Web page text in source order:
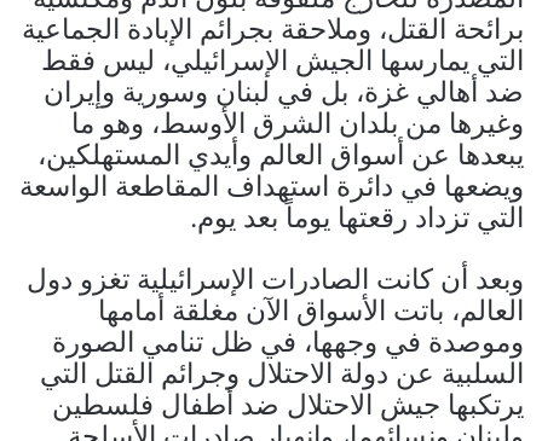
برائحة القتل، وملاحقة بجرائم الإبادة الجماعية
التي يمارسها الجيش الإسرائيلي، ليس فقط
ضد أهالي غزة، بل في لبنان وسورية وإيران
وغيرها من بلدان الشرق الأوسط، وهو ما
يبعدها عن أسواق العالم وأيدي المستهلكين،
ويضعها في دائرة استهداف المقاطعة الواسعة
التي تزداد رقعتها يوماً بعد يوم.
وبعد أن كانت الصادرات الإسرائيلية تغزو دول
العالم، باتت الأسواق الآن مغلقة أمامها
وموصدة في وجهها، في ظل تنامي الصورة
السلبية عن دولة الاحتلال وجرائم القتل التي
يرتكبها جيش الاحتلال ضد أطفال فلسطين